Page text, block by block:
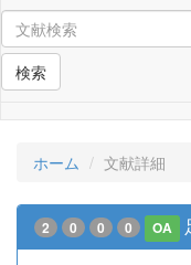
検索
ホーム 文献詳細
2 0 0 0 OA